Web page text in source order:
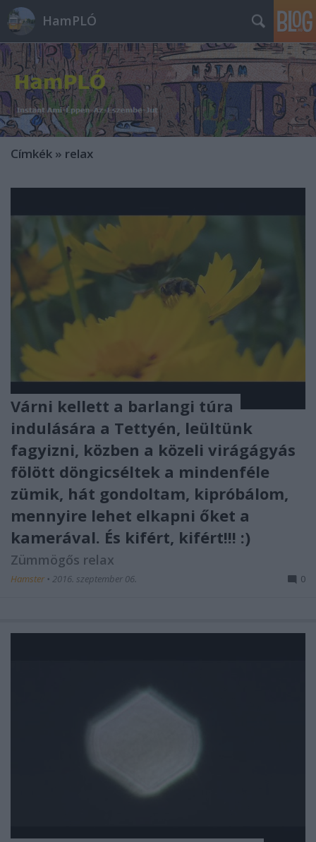
HamPLÓ
Címkék » relax
Várni kellett a barlangi túra
indulására a Tettyén, leültünk
fagyizni, közben a közeli virágágyás
fölött döngicséltek a mindenféle
zümik, hát gondoltam, kipróbálom,
mennyire lehet elkapni őket a
kamerával. És kifért, kifért!!! :)
Zümmögős relax
Hamster • 2016. szeptember 06. 0